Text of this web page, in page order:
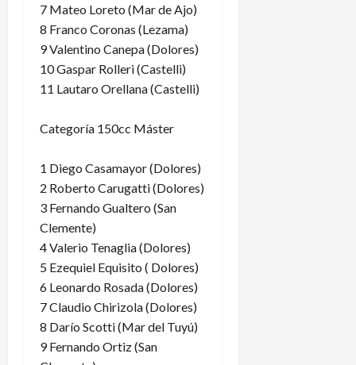
7 Mateo Loreto (Mar de Ajo)
8 Franco Coronas (Lezama)
9 Valentino Canepa (Dolores)
10 Gaspar Rolleri (Castelli)
11 Lautaro Orellana (Castelli)
Categoría 150cc Máster
1 Diego Casamayor (Dolores)
2 Roberto Carugatti (Dolores)
3 Fernando Gualtero (San
Clemente)
4 Valerio Tenaglia (Dolores)
5 Ezequiel Equisito ( Dolores)
6 Leonardo Rosada (Dolores)
7 Claudio Chirizola (Dolores)
8 Darío Scotti (Mar del Tuyú)
9 Fernando Ortiz (San